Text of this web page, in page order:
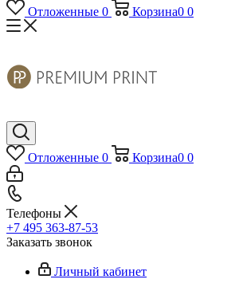
Отложенные 0 Корзина0 0
Отложенные 0 Корзина0 0
Телефоны
+7 495 363-87-53
Заказать звонок
Личный кабинет